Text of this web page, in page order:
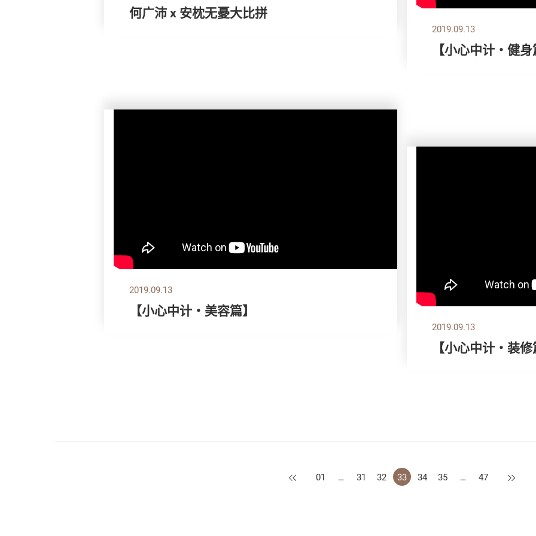
何广沛 x 安枕无憂大比拼
2019.09.13
【小心中计‧健
2019.09.13
【小心中计‧美容篇】
2019.09.13
【小心中计‧装
上一页
01 … 31 32 33 34 35 … 47 下一页